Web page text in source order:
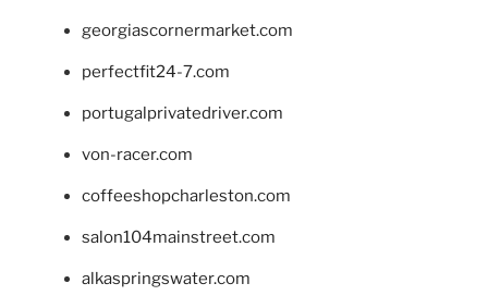
georgiascornermarket.com
perfectfit24-7.com
portugalprivatedriver.com
von-racer.com
coffeeshopcharleston.com
salon104mainstreet.com
alkaspringswater.com